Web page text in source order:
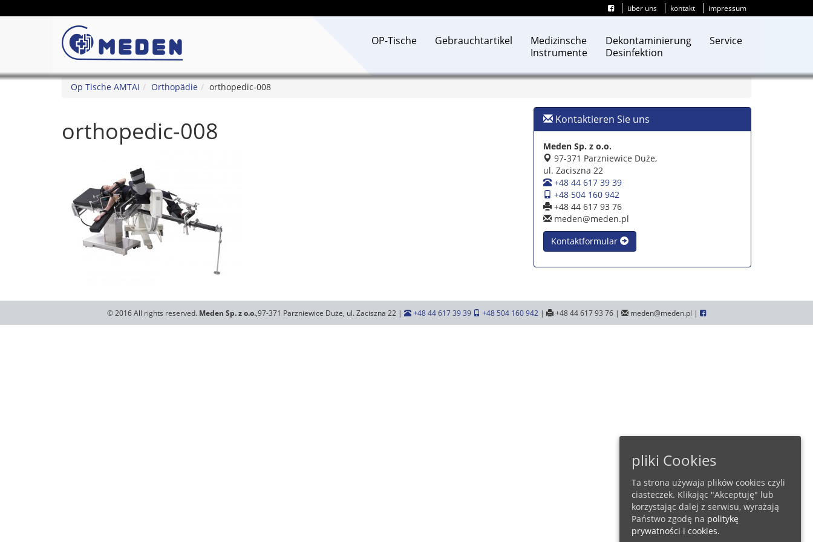
über uns kontakt impressum
OP-Tische Gebrauchtartikel
Medizinsche
Instrumente
Dekontaminierung
Desinfektion
Service
Op Tische AMTAI Orthopädie orthopedic-008
orthopedic-008 Kontaktieren Sie uns
Meden Sp. z o.o.
97-371 Parzniewice Duże,
ul. Zaciszna 22
+48 44 617 39 39
+48 504 160 942
+48 44 617 93 76
meden@meden.pl
Kontaktformular
© 2016 All rights reserved. Meden Sp. z o.o.,97-371 Parzniewice Duże, ul. Zaciszna 22 | +48 44 617 39 39 +48 504 160 942 | +48 44 617 93 76 | meden@meden.pl |
pliki Cookies
Ta strona używaja plików cookies czyli
ciasteczek. Klikając "Akceptuję" lub
korzystając dalej z serwisu, wyrażają
Państwo zgodę na politykę
prywatności i cookies.